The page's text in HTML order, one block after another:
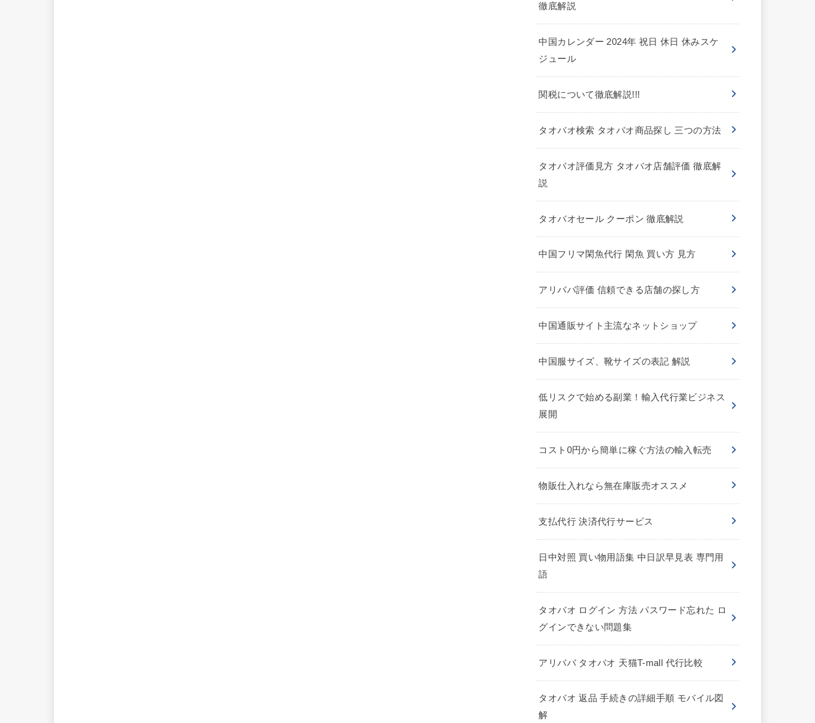
徹底解説
中国カレンダー 2024年 祝日 休日 休みスケ
ジュール
関税について徹底解説!!!
タオバオ検索 タオバオ商品探し 三つの方法
タオバオ評価見方 タオバオ店舗評価 徹底解
説
タオバオセール クーポン 徹底解説
中国フリマ閑魚代行 閑魚 買い方 見方
アリババ評価 信頼できる店舗の探し方
中国通販サイト主流なネットショップ
中国服サイズ、靴サイズの表記 解説
低リスクで始める副業！輸入代行業ビジネス
展開
コスト0円から簡単に稼ぐ方法の輸入転売
物販仕入れなら無在庫販売オススメ
支払代行 決済代行サービス
日中対照 買い物用語集 中日訳早見表 専門用
語
タオバオ ログイン 方法 パスワード忘れた ロ
グインできない問題集
アリババ タオバオ 天猫T-mall 代行比較
タオバオ 返品 手続きの詳細手順 モバイル図
解